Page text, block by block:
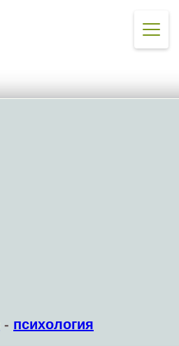
- психология